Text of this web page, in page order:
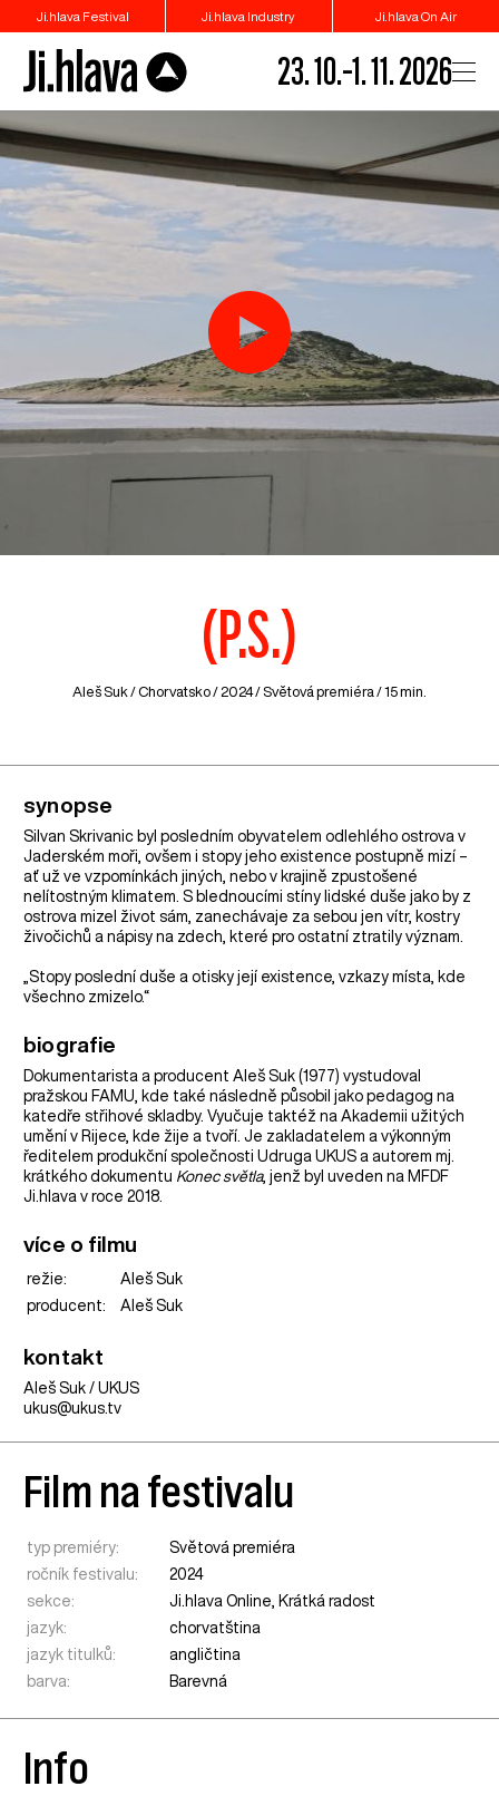
Ji.hlava Festival Ji.hlava Industry Ji.hlava On Air
23. 10.–1. 11. 2026
(P.S.)
Aleš Suk /Chorvatsko/ 2024 / Světová premiéra / 15 min.
synopse
Silvan Skrivanic byl posledním obyvatelem odlehlého ostrova v
Jaderském moři, ovšem i stopy jeho existence postupně mizí –⁠⁠⁠⁠⁠⁠
ať už ve vzpomínkách jiných, nebo v krajině zpustošené
nelítostným klimatem. S blednoucími stíny lidské duše jako by z
ostrova mizel život sám, zanechávaje za sebou jen vítr, kostry
živočichů a nápisy na zdech, které pro ostatní ztratily význam.
„Stopy poslední duše a otisky její existence, vzkazy místa, kde
všechno zmizelo.“
biografie
Dokumentarista a producent Aleš Suk (1977) vystudoval
pražskou FAMU, kde také následně působil jako pedagog na
katedře střihové skladby. Vyučuje taktéž na Akademii užitých
umění v Rijece, kde žije a tvoří. Je zakladatelem a výkonným
ředitelem produkční společnosti Udruga UKUS a autorem mj.
krátkého dokumentu Konec světla, jenž byl uveden na MFDF
Ji.hlava v roce 2018.
více o filmu
režie:
Aleš Suk
producent:
Aleš Suk
kontakt
Aleš Suk / UKUS
ukus@ukus.tv
Film na festivalu
typ premiéry:
Světová premiéra
ročník festivalu:
2024
sekce:
Ji.hlava Online, Krátká radost
jazyk:
chorvatština
jazyk titulků:
angličtina
barva:
Barevná
Info